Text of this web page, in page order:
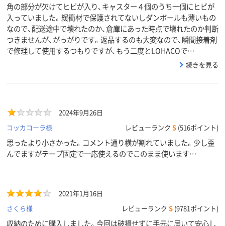
角の部分が欠けてヒビが入り、キャスター４個のうち一個にヒビが
入っていました。緩衝材で保護されてないしダンボールも薄いもの
なので、配送途中で壊れたのか、倉庫にあった時点で壊れたのか判断
つきませんが、がっがりです。返品するのも大変なので、瞬間接着剤
で修理して使用するつもりですが、もう二度とLOHACOで…
続きを見る
2024年9月26日
コッカコーラ様
レビューランク S (516ポイント)
思ったより小さかった。コメント通り横が割れていました。少し歪
んでますがテープ固定で一応使えるのでこのまま使います…
2021年1月16日
さくら様
レビューランク S (9781ポイント)
収納のために購入しました。今回は破損せずに手元に届いて安心し